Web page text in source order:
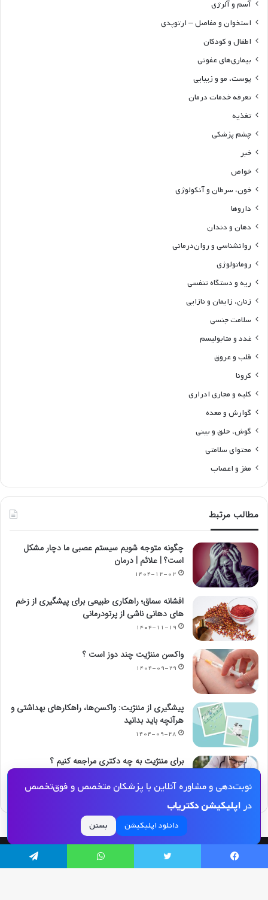
آسم و آلرژی
استخوان و مفاصل – ارتوپدی
اطفال و کودکان
بیماری‌های عفونی
پوست، مو و زیبایی
تعرفه خدمات درمان
تغذیه
چشم پزشکی
خبر
خواص
خون، سرطان و آنکولوژی
داروها
دهان و دندان
روانشناسی و روان‌درمانی
روماتولوژی
ریه و دستگاه تنفسی
زنان، زایمان و نازایی
سلامت جنسی
غدد و متابولیسم
قلب و عروق
کرونا
کلیه و مجاری ادراری
گوارش و معده
گوش، حلق و بینی
محتوای سلامتی
مغز و اعصاب
مطالب مرتبط
چگونه متوجه شویم سیستم عصبی ما دچار مشکل
است؟ | علائم | درمان
۱۴۰۴-۱۲-۰۲
افشانه سماق؛ راهکاری طبیعی برای پیشگیری از زخم
های دهانی ناشی از پرتودرمانی
۱۴۰۴-۱۱-۱۹
واکسن مننژیت چند دوز است ؟
۱۴۰۴-۰۹-۲۹
پیشگیری از مننژیت: واکسن‌ها، راهکارهای بهداشتی و
هرآنچه باید بدانید
۱۴۰۴-۰۹-۲۸
برای مننژیت به چه دکتری مراجعه کنیم ؟
نوبت‌دهی و مشاوره آنلاین با پزشکان متخصص و فوق‌تخصص
دراپلیکیشن دکتریاب
دانلود اپلیکیشن بستن
© کپی رایت 2026, کلیه حقوق مادی و معنوی این مجله و کلیه خدمات آن محفوظ و متعلق
فیسبوک توییتر واتس آپ تلگرام